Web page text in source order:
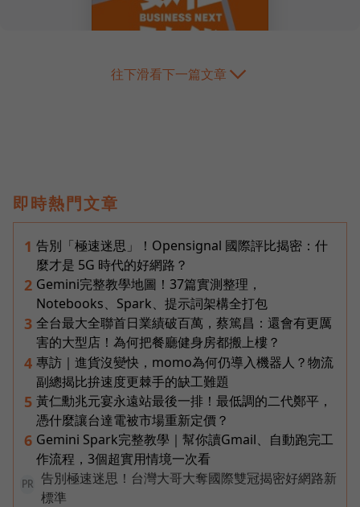
往下滑看下一篇文章
即時熱門文章
1 告別「極速迷思」！Opensignal 國際評比揭密：什
麼才是 5G 時代的好網路？
2 Gemini完整教學地圖！37篇實測整理，
Notebooks、Spark、提示詞架構全打包
3 全台最大全聯首日業績破百萬，蔡篤昌：還會有更厲
害的大型店！為何把餐廳健身房都搬上樓？
4 專訪｜進貨沒變快，momo為何仍導入機器人？物流
副總揭比拚速度更棘手的缺工難題
5 黃仁勳兆元宴永遠站最後一排！最低調的二代鄭平，
憑什麼讓台達電被市場重新定價？
6 Gemini Spark完整教學｜幫你讀Gmail、自動跑完工
作流程，3個超實用情境一次看
PR
告別極速迷思！台灣大哥大奪國際雙冠揭密好網路新
標準